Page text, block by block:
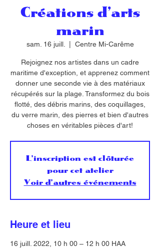
Créations d'arts
marin
sam. 16 juill. Centre Mi-Carême
Rejoignez nos artistes dans un cadre
maritime d'exception, et apprenez comment
donner une seconde vie à des matériaux
récupérés sur la plage. Transformez du bois
flotté, des débris marins, des coquillages,
du verre marin, des pierres et bien d'autres
choses en véritables pièces d'art!
L'inscription est clôturée
pour cet atelier
Voir d'autres événements
Heure et lieu
16 juill. 2022, 10 h 00 – 12 h 00 HAA